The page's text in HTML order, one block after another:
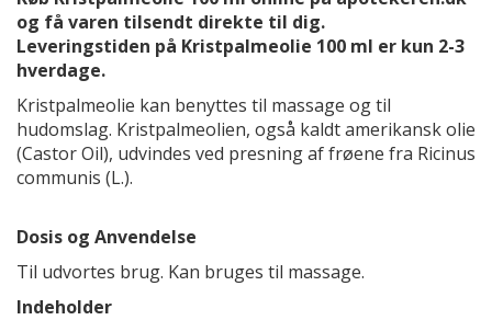
og få varen tilsendt direkte til dig.
Leveringstiden på Kristpalmeolie 100 ml er kun 2-3
hverdage.
Kristpalmeolie kan benyttes til massage og til
hudomslag. Kristpalmeolien, også kaldt amerikansk olie
(Castor Oil), udvindes ved presning af frøene fra Ricinus
communis (L.).
Dosis og Anvendelse
Til udvortes brug. Kan bruges til massage.
Indeholder